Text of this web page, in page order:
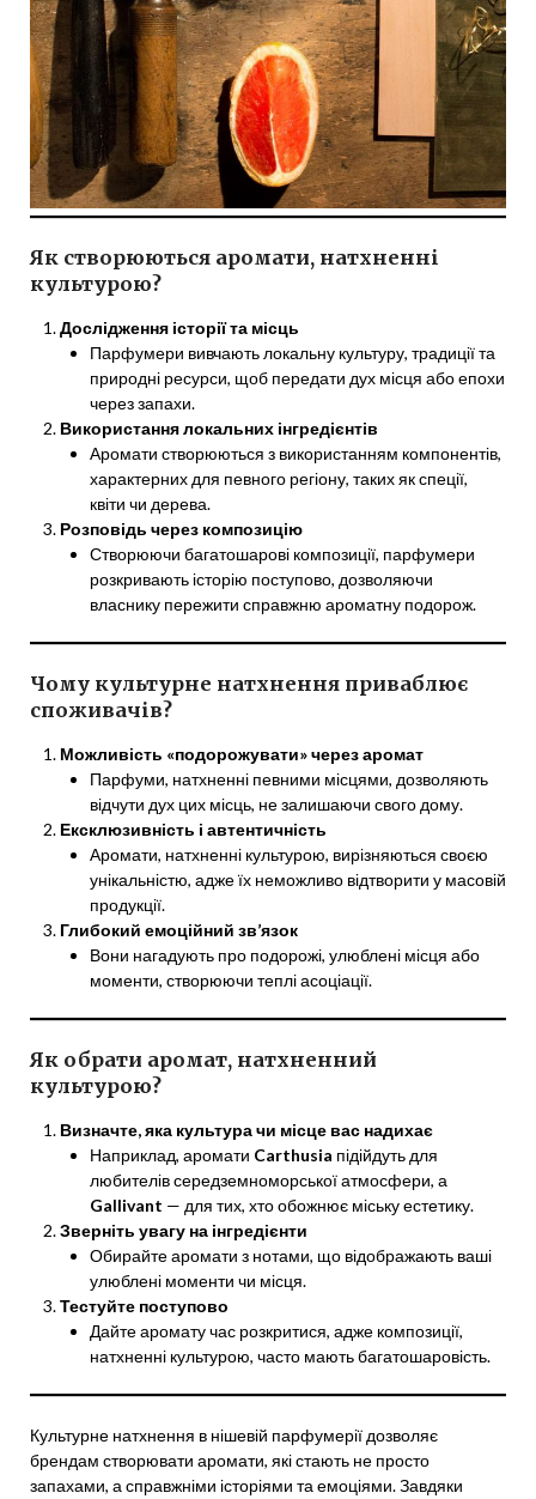
Як створюються аромати, натхненні
культурою?
Дослідження історії та місць
Парфумери вивчають локальну культуру, традиції та
природні ресурси, щоб передати дух місця або епохи
через запахи.
Використання локальних інгредієнтів
Аромати створюються з використанням компонентів,
характерних для певного регіону, таких як спеції,
квіти чи дерева.
Розповідь через композицію
Створюючи багатошарові композиції, парфумери
розкривають історію поступово, дозволяючи
власнику пережити справжню ароматну подорож.
Чому культурне натхнення приваблює
споживачів?
Можливість «подорожувати» через аромат
Парфуми, натхненні певними місцями, дозволяють
відчути дух цих місць, не залишаючи свого дому.
Ексклюзивність і автентичність
Аромати, натхненні культурою, вирізняються своєю
унікальністю, адже їх неможливо відтворити у масовій
продукції.
Глибокий емоційний зв’язок
Вони нагадують про подорожі, улюблені місця або
моменти, створюючи теплі асоціації.
Як обрати аромат, натхненний
культурою?
Визначте, яка культура чи місце вас надихає
Наприклад, аромати Carthusia підійдуть для
любителів середземноморської атмосфери, а
Gallivant — для тих, хто обожнює міську естетику.
Зверніть увагу на інгредієнти
Обирайте аромати з нотами, що відображають ваші
улюблені моменти чи місця.
Тестуйте поступово
Дайте аромату час розкритися, адже композиції,
натхненні культурою, часто мають багатошаровість.
Культурне натхнення в нішевій парфумерії дозволяє
брендам створювати аромати, які стають не просто
запахами, а справжніми історіями та емоціями. Завдяки